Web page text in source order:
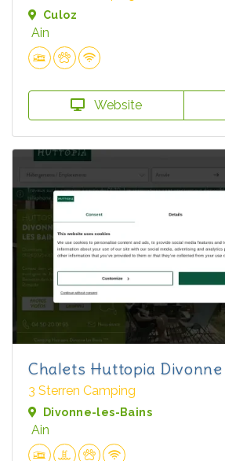
Culoz
Ain
Website
Chalets Huttopia Divonne
3 Sterren Camping
Divonne-les-Bains
Ain